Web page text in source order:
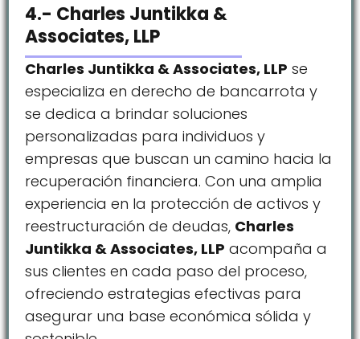
4.- Charles Juntikka &
Associates, LLP
Charles Juntikka & Associates, LLP se
especializa en derecho de bancarrota y
se dedica a brindar soluciones
personalizadas para individuos y
empresas que buscan un camino hacia la
recuperación financiera. Con una amplia
experiencia en la protección de activos y
reestructuración de deudas, Charles
Juntikka & Associates, LLP acompaña a
sus clientes en cada paso del proceso,
ofreciendo estrategias efectivas para
asegurar una base económica sólida y